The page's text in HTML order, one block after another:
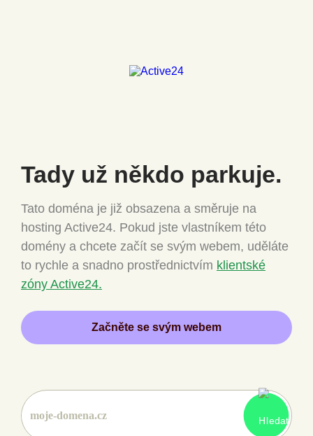
Tady už někdo parkuje.
Tato doména je již obsazena a směruje na
hosting Active24. Pokud jste vlastníkem této
domény a chcete začít se svým webem, uděláte
to rychle a snadno prostřednictvím klientské
zóny Active24.
Začněte se svým webem